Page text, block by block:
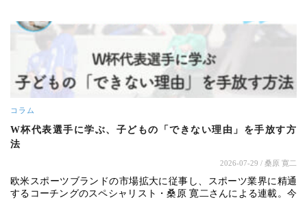
コラム
W杯代表選手に学ぶ、子どもの「できない理由」を手放す方
法
2026-07-29 / 桑原 寛二
欧米スポーツブランドの市場拡大に従事し、スポーツ業界に精通
するコーチングのスペシャリスト・桑原 寛二さんによる連載。今